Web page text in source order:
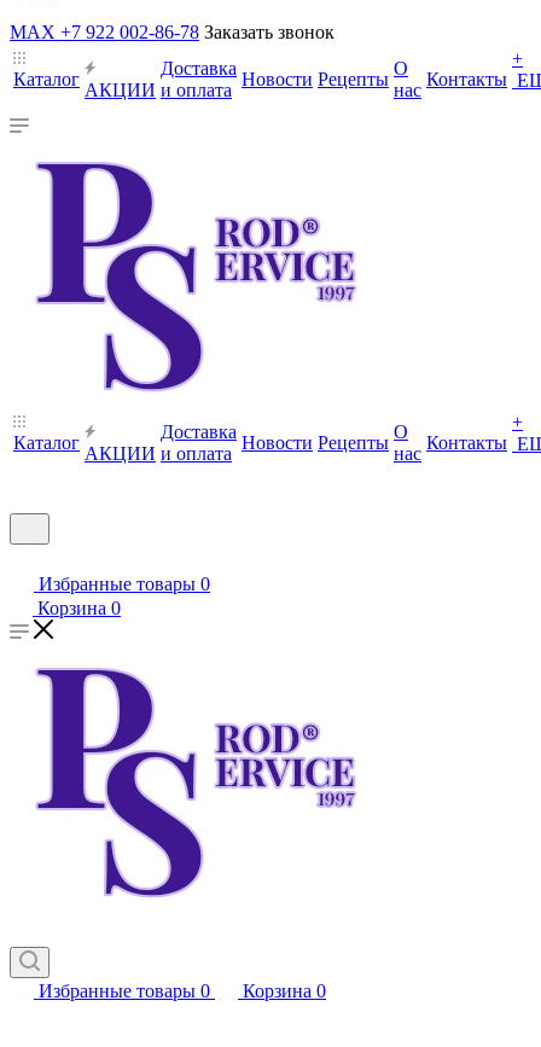
MAX +7 922 002-86-78 Заказать звонок
Каталог
АКЦИИ
Доставка
и оплата
Новости Рецепты
О
нас
Контакты
+
Каталог
АКЦИИ
Доставка
и оплата
Новости Рецепты
О
нас
Контакты
+
Избранные товары 0
Корзина 0
Избранные товары 0 Корзина 0